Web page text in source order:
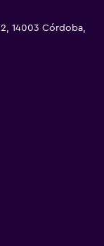
14003 Córdoba,